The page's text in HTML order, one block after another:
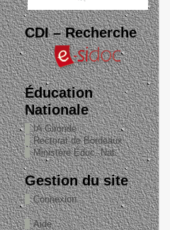
CDI – Recherche
Éducation
Nationale
IA Gironde
Rectorat de Bordeaux
Ministère Éduc. Nat.
Gestion du site
Connexion
Aide